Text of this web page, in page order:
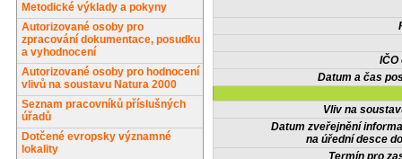
Metodické výklady a pokyny
Autorizované osoby pro
zpracování dokumentace, posudku
a vyhodnocení
Autorizované osoby pro hodnocení
vlivů na soustavu Natura 2000
Seznam pracovníků příslušných
úřadů
Dotčené evropsky významné
lokality
IČO
Datum a čas
Vliv na
Datum zveřejnění
na úřední desce
Termín pro